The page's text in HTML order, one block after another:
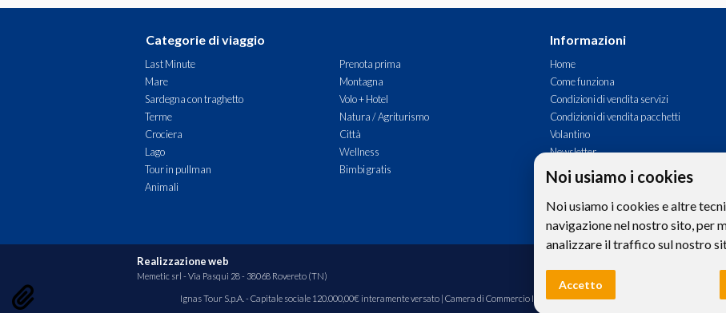
Noi usiamo i cookies
Noi usiamo i cookies e altre
navigazione nel nostro sito, per
analizzare il traffico sul nostro
Accetto
Categorie di viaggio
Last Minute
Prenota prima
Mare
Montagna
Sardegna con traghetto
Volo + Hotel
Terme
Natura / Agriturismo
Crociera
Città
Lago
Wellness
Tour in pullman
Bimbi gratis
Animali
Informazioni
Home
Come funziona
Condizioni di vendita servizi
Condizioni di vendita pacchetti
Volantino
Newsletter
Commenti
Contatti
Realizzazione web
Memetic srl - Via Pasqui 28 - 38068 Rovereto (TN)
Ignas Tour S.p.A. - Capitale sociale 120.000,00€ interamente versato | Camera di Commercio Industria Artigianato e Agricoltura di Bolzano,